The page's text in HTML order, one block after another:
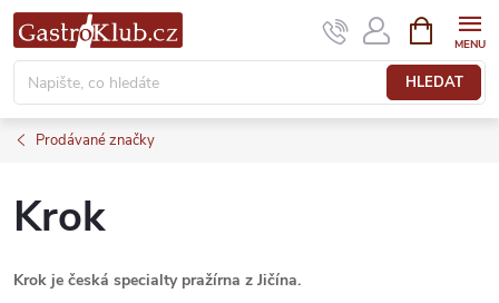
Přejít
na
obsah
HLEDAT
NÁKUPNÍ
KOŠÍK
Prodávané značky
Krok
Krok je česká specialty pražírna z Jičína.